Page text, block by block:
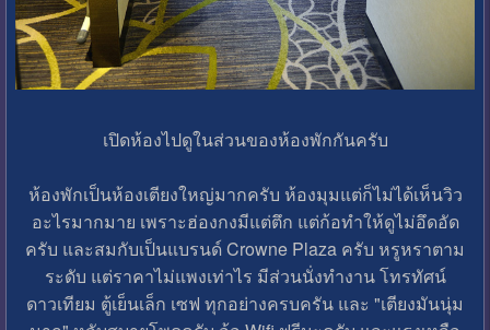
เปิดห้องไปดูในส่วนของห้องพักกันครับ
ห้องพักเป็นห้องเตียงใหญ่มากครับ ห้องมุมแต่ก็ไม่ได้เห็นวิว
อะไรมากมาย เพราะฮ่องกงมีแต่ตึก แต่ก้อทำให้ดูไม่อึดอัด
ครับ และสมกับเป็นแบรนด์ Crowne Plaza ครับ หรูหราตาม
ระดับ แต่ราคาไม่แพงเท่าไร มีส่วนนั่งทำงาน โทรทัศน์
ดาวเทียม ตู้เย็นเล็ก เซฟ ทุกอย่างครบครัน และ "เตียงมันนุ่ม